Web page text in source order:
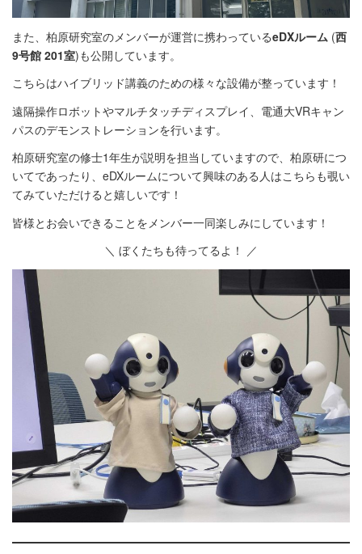
また、柏原研究室のメンバーが運営に携わっているeDXルーム (西
9号館 201室)も公開しています。
こちらはハイブリッド講義のための様々な設備が整っています！
遠隔操作ロボットやマルチタッチディスプレイ、電通大VRキャン
パスのデモンストレーションを行います。
柏原研究室の修士1年生が説明を担当していますので、柏原研につ
いてであったり、eDXルームについて興味のある人はこちらも覗い
てみていただけると嬉しいです！
皆様とお会いできることをメンバー一同楽しみにしています！
＼ ぼくたちも待ってるよ！ ／